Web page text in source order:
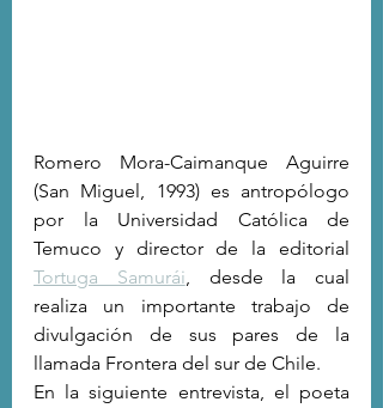
Romero Mora-Caimanque Aguirre
(San Miguel, 1993) es antropólogo
por la Universidad Católica de
Tortuga Samurái, desde la cual
realiza un importante trabajo de
divulgación de sus pares de la
llamada Frontera del sur de Chile.
En la siguiente entrevista, el poeta